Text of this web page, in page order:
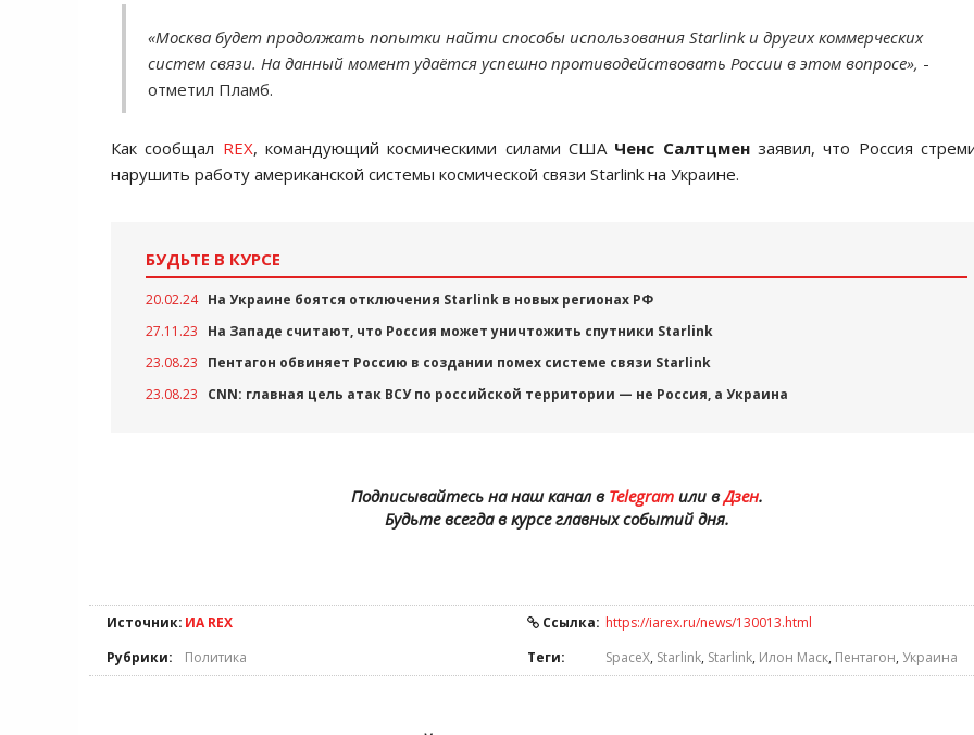
«Москва будет продолжать попытки найти способы использования Starlink и других коммерческих
систем связи. На данный момент удаётся успешно противодействовать России в этом вопросе», -
отметил Пламб.
Как сообщал REX, командующий космическими силами США Ченс Салтцмензаявил, что Россия
нарушить работу американской системы космической связи Starlink на Украине.
БУДЬТЕ В КУРСЕ
20.02.24 На Украине боятся отключения Starlink в новых регионах РФ
27.11.23
На Западе считают, что Россия может уничтожить спутники Starlink
23.08.23
Пентагон обвиняет Россию в создании помех системе связи Starlink
23.08.23
CNN: главная цель атак ВСУ по российской территории — не Россия, а Украина
Подписывайтесь на наш канал в Telegramили вДзен.
Будьте всегда в курсе главных событий дня.
Источник: ИА REX Ссылка: https://iarex.ru/news/130013.html
Рубрики:
Политика Теги: SpaceX, Starlink, Starlink, Илон Маск, Пентагон, Украина